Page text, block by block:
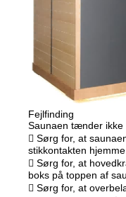
Fejlfinding
Saunaen tænder ikke
 Sørg for, at
stikkontakten hjemme
 Sørg for, at
boks på toppen af
 Sørg for, at